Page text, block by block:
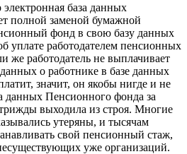
база данных
полной заменой бумажной
фонд в свою базу данных
уплате работодателем пенсионных
же работодатель не выплачивает
о работнике в базе данных
значит, он якобы нигде и не
данных Пенсионного фонда за
выходила из строя. Многие
утеряны, и тысячам
свой пенсионный стаж,
уже организаций.